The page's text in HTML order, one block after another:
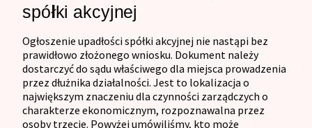
spółki akcyjnej
Ogłoszenie upadłości spółki akcyjnej nie nastąpi bez
prawidłowo złożonego wniosku. Dokument należy
dostarczyć do sądu właściwego dla miejsca prowadzenia
przez dłużnika działalności. Jest to lokalizacja o
największym znaczeniu dla czynności zarządczych o
charakterze ekonomicznym, rozpoznawalna przez
osoby trzecie. Powyżej umówiliśmy, kto może